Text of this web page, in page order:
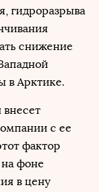
гидроразрыва
снижение
в Арктике.
с ее
фактор
фоне
в цену